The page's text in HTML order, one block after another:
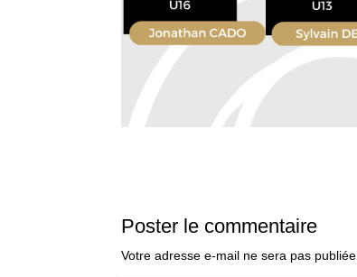
Poster le commentaire
Votre adresse e-mail ne sera pas publiée.